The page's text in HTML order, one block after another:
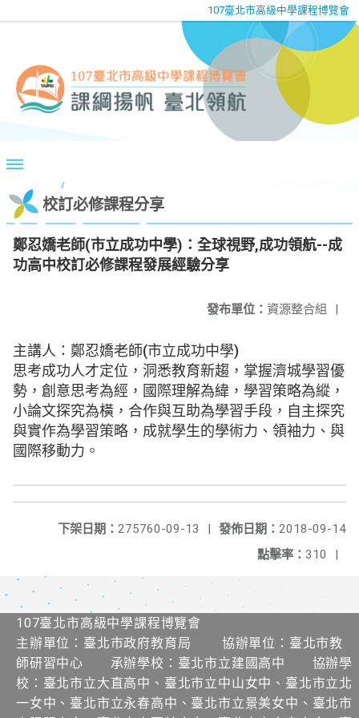
107臺北市高級中學課程博覽會
校訂必修課程分享
鄭忍嬌老師(市立成功中學)：全球視野,成功領航--成
功高中校訂必修課程發展經驗分享
發布單位： 資源整合組 |
主講人：鄭忍嬌老師(市立成功中學)
思考成功人才定位，洞悉教育新趨，掌握濟城學習優
勢，創意思考為經，國際理解為緯，學習策略為縱，
小論文探究為橫，合作與互助為學習手段，自主探究
與實作為學習策略，成就學生的學術力、領袖力、與
國際移動力。
發佈日期： 2018-09-14
下架日期： 275760-09-13
|
點擊率： 310 |
107臺北市高級中學課程博覽會
主辦單位：臺北市政府教育局 協辦單位：臺北市教
師研習中心 承辦學校：臺北市立建國高中 協辦學
校：臺北市立大直高中、臺北市立中山女中、臺北市立北
一女中、臺北市立永春高中、臺北市立景美女中、臺北市